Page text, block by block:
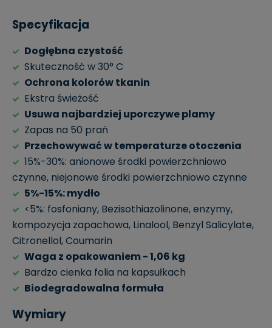
Specyfikacja
Dogłębna czystość
Skuteczność w 30° C
Ochrona kolorów tkanin
Ekstra świeżość
Usuwa najbardziej uporczywe plamy
Zapas na 50 prań
Przechowywać w temperaturze otoczenia
15%-30%: anionowe środki powierzchniowo
czynne, niejonowe środki powierzchniowo czynne
5%-15%: mydło
<5%: fosfoniany, Bezisothiazolinone, enzymy,
kompozycja zapachowa, Linalool, Benzyl Salicylate,
Citronellol, Coumarin
Waga z opakowaniem - 1,06 kg
Bardzo cienka folia na kapsułkach
Biodegradowalna formuła
Wymiary